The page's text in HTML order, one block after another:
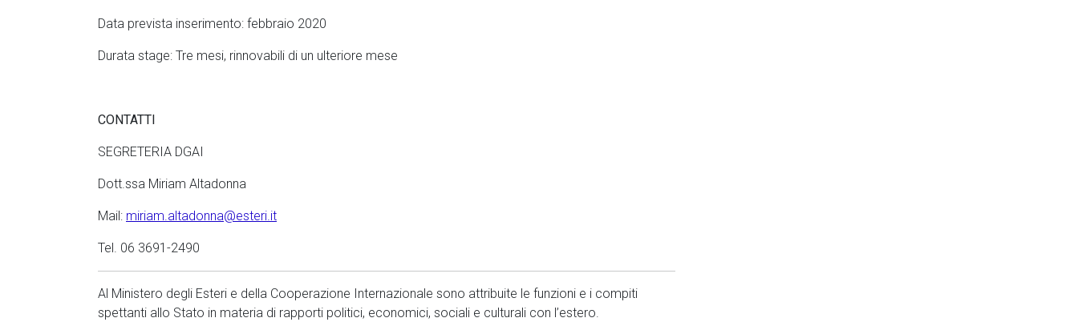
Data prevista inserimento: febbraio 2020
Durata stage: Tre mesi, rinnovabili di un ulteriore mese
CONTATTI
SEGRETERIA DGAI
Dott.ssa Miriam Altadonna
Mail: miriam.altadonna@esteri.it
Tel. 06 3691-2490
Al Ministero degli Esteri e della Cooperazione Internazionale sono attribuite le funzioni e i compiti
spettanti allo Stato in materia di rapporti politici, economici, sociali e culturali con l’estero.